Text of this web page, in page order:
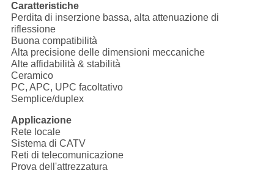
Caratteristiche
Perdita di inserzione bassa, alta attenuazione di
riflessione
Buona compatibilità
Alta precisione delle dimensioni meccaniche
Alte affidabilità & stabilità
Ceramico
PC, APC, UPC facoltativo
Semplice/duplex
Applicazione
Rete locale
Sistema di CATV
Reti di telecomunicazione
Prova dell'attrezzatura